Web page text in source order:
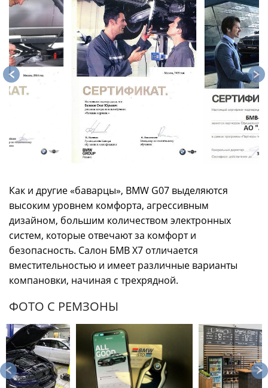
Как и другие «баварцы», BMW G07 выделяются
высоким уровнем комфорта, агрессивным
дизайном, большим количеством электронных
систем, которые отвечают за комфорт и
безопасность. Салон БМВ X7 отличается
вместительностью и имеет различные варианты
компановки, начиная с трехрядной.
ФОТО С РЕМЗОНЫ